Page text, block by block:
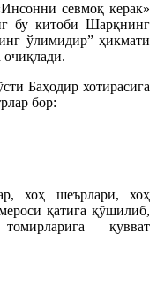
севмоқ керак»
бу китоби Шарқнинг
ўлимидир” ҳикмати
очиқлади.
Баҳодир хотирасига
бор:
хоҳ шеърлари, хоҳ
қатига қўшилиб,
қувват